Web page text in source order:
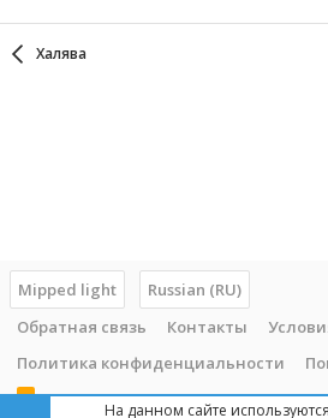
Халява
Mipped light
Russian (RU)
Обратная связь
Контакты
Политика конфиденциальности
R
На данном сайте